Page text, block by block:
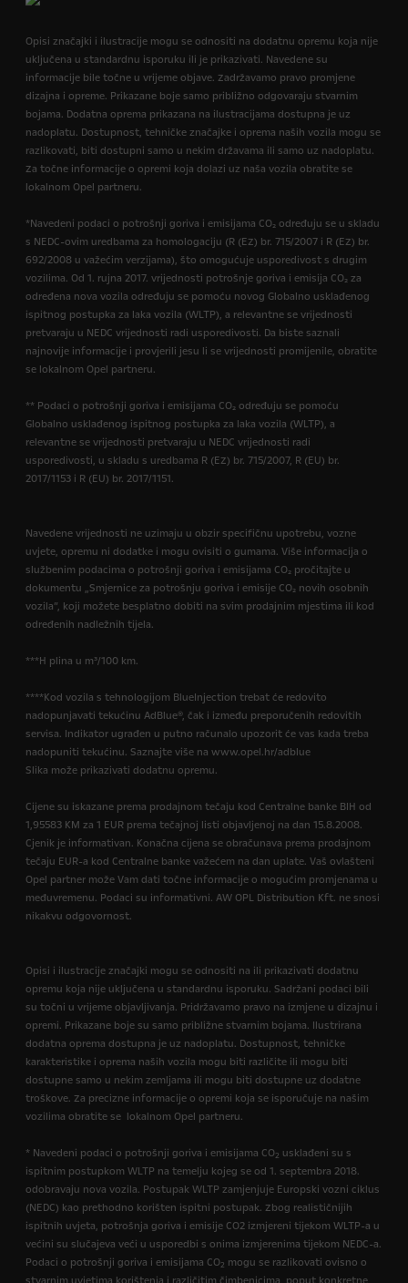
Opisi značajki i ilustracije mogu se odnositi na dodatnu opremu koja nije
uključena u standardnu isporuku ili je prikazivati. Navedene su
informacije bile točne u vrijeme objave. Zadržavamo pravo promjene
dizajna i opreme. Prikazane boje samo približno odgovaraju stvarnim
bojama. Dodatna oprema prikazana na ilustracijama dostupna je uz
nadoplatu. Dostupnost, tehničke značajke i oprema naših vozila mogu se
razlikovati, biti dostupni samo u nekim državama ili samo uz nadoplatu.
Za točne informacije o opremi koja dolazi uz naša vozila obratite se
lokalnom Opel partneru.
*Navedeni podaci o potrošnji goriva i emisijama CO₂ određuju se u skladu
s NEDC-ovim uredbama za homologaciju (R (EZ) br. 715/2007 i R (EZ) br.
692/2008 u važećim verzijama), što omogućuje usporedivost s drugim
vozilima. Od 1. rujna 2017. vrijednosti potrošnje goriva i emisija CO₂ za
određena nova vozila određuju se pomoću novog Globalno usklađenog
ispitnog postupka za laka vozila (WLTP), a relevantne se vrijednosti
pretvaraju u NEDC vrijednosti radi usporedivosti. Da biste saznali
najnovije informacije i provjerili jesu li se vrijednosti promijenile, obratite
se lokalnom Opel partneru.
** Podaci o potrošnji goriva i emisijama CO₂ određuju se pomoću
Globalno usklađenog ispitnog postupka za laka vozila (WLTP), a
relevantne se vrijednosti pretvaraju u NEDC vrijednosti radi
usporedivosti, u skladu s uredbama R (EZ) br. 715/2007, R (EU) br.
2017/1153 i R (EU) br. 2017/1151.
Navedene vrijednosti ne uzimaju u obzir specifičnu upotrebu, vozne
uvjete, opremu ni dodatke i mogu ovisiti o gumama. Više informacija o
službenim podacima o potrošnji goriva i emisijama CO₂ pročitajte u
dokumentu „Smjernice za potrošnju goriva i emisije CO₂ novih osobnih
vozila”, koji možete besplatno dobiti na svim prodajnim mjestima ili kod
određenih nadležnih tijela.
***H plina u m³/100 km.
****Kod vozila s tehnologijom BlueInjection trebat će redovito
nadopunjavati tekućinu AdBlue®, čak i između preporučenih redovitih
servisa. Indikator ugrađen u putno računalo upozorit će vas kada treba
nadopuniti tekućinu. Saznajte više na www.opel.hr/adblue
Slika može prikazivati dodatnu opremu.
Cijene su iskazane prema prodajnom tečaju kod Centralne banke BIH od
1,95583 KM za 1 EUR prema tečajnoj listi objavljenoj na dan 15.8.2008.
Cjenik je informativan. Konačna cijena se obračunava prema prodajnom
tečaju EUR-a kod Centralne banke važećem na dan uplate. Vaš ovlašteni
Opel partner može Vam dati točne informacije o mogućim promjenama u
međuvremenu. Podaci su informativni. AW OPL Distribution Kft. ne snosi
nikakvu odgovornost.
Opisi i ilustracije značajki mogu se odnositi na ili prikazivati dodatnu
opremu koja nije uključena u standardnu isporuku. Sadržani podaci bili
su točni u vrijeme objavljivanja. Pridržavamo pravo na izmjene u dizajnu i
opremi. Prikazane boje su samo približne stvarnim bojama. Ilustrirana
dodatna oprema dostupna je uz nadoplatu. Dostupnost, tehničke
karakteristike i oprema naših vozila mogu biti različite ili mogu biti
dostupne samo u nekim zemljama ili mogu biti dostupne uz dodatne
troškove. Za precizne informacije o opremi koja se isporučuje na našim
vozilima obratite se lokalnom Opel partneru.
* Navedeni podaci o potrošnji goriva i emisijama CO2 usklađeni su s
ispitnim postupkom WLTP na temelju kojeg se od 1. septembra 2018.
odobravaju nova vozila. Postupak WLTP zamjenjuje Europski vozni ciklus
(NEDC) kao prethodno korišten ispitni postupak. Zbog realističnijih
ispitnih uvjeta, potrošnja goriva i emisije CO2 izmjereni tijekom WLTP-a u
većini su slučajeva veći u usporedbi s onima izmjerenima tijekom NEDC-a.
Podaci o potrošnji goriva i emisijama CO2 mogu se razlikovati ovisno o